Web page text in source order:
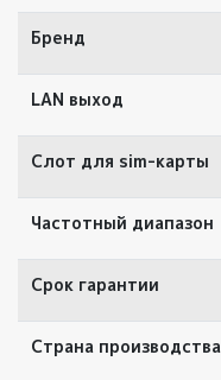
Бренд
LAN выход
Слот для sim-карты
Частотный диапазон
Срок гарантии
Страна производства